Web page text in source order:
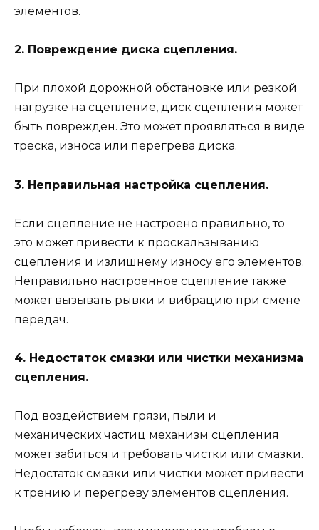
элементов.
2. Повреждение диска сцепления.
При плохой дорожной обстановке или резкой
нагрузке на сцепление, диск сцепления может
быть поврежден. Это может проявляться в виде
треска, износа или перегрева диска.
3. Неправильная настройка сцепления.
Если сцепление не настроено правильно, то
это может привести к проскальзыванию
сцепления и излишнему износу его элементов.
Неправильно настроенное сцепление также
может вызывать рывки и вибрацию при смене
передач.
4. Недостаток смазки или чистки механизма
сцепления.
Под воздействием грязи, пыли и
механических частиц механизм сцепления
может забиться и требовать чистки или смазки.
Недостаток смазки или чистки может привести
к трению и перегреву элементов сцепления.